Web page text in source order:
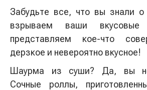
Забудьте все, что вы знали
взрываем ваши
представляем кое-что
дерзкое и невероятно вкусное!
Шаурма из суши? Да, вы
Сочные роллы,